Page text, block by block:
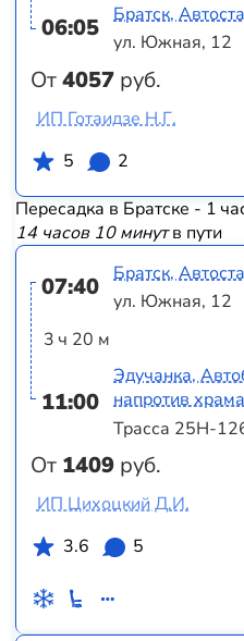
06:05
От4057 руб.
Братск,
ул. Южная, 12
ИП Готаидзе Н.Г.
5
2
Пересадка в Братске - 1
14 часов 10 минутв пути
07:40
3 ч 20 м
11:00
От 1409 руб.
Братск,
ул. Южная, 12
Эдучанка,
напротив храма
Трасса 25Н-
ИП Цихоцкий Д.И.
3.6
5